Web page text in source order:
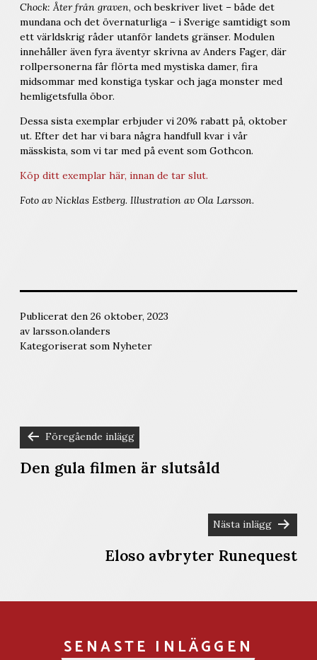
Chock: Åter från graven, och beskriver livet – både det
mundana och det övernaturliga – i Sverige samtidigt som
ett världskrig råder utanför landets gränser. Modulen
innehåller även fyra äventyr skrivna av Anders Fager, där
rollpersonerna får flörta med mystiska damer, fira
midsommar med konstiga tyskar och jaga monster med
hemligetsfulla öbor.
Dessa sista exemplar erbjuder vi 20% rabatt på, oktober
ut. Efter det har vi bara några handfull kvar i vår
mässkista, som vi tar med på event som Gothcon.
Köp ditt exemplar här, innan de tar slut.
Foto av Nicklas Estberg. Illustration av Ola Larsson.
Publicerat den 26 oktober, 2023
av larsson.olanders
Kategoriserat som Nyheter
INLÄGGSNAVIGERING
Föregående inlägg
Den gula filmen är slutsåld
Nästa inlägg
Eloso avbryter Runequest
SENASTE INLÄGGEN